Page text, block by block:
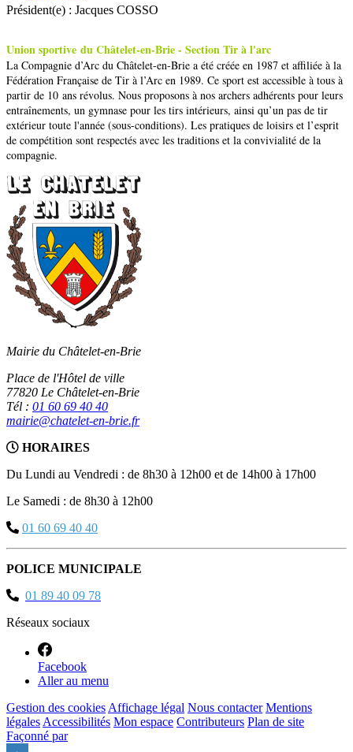
Président(e) : Jacques COSSO
Union sportive du Châtelet-en-Brie - Section Tir à l'arc
La Compagnie d’Arc du Châtelet-en-Brie a été créée en 1987 et affiliée à la
Fédération Française de Tir à l’Arc en 1989. Ce sport est accessible à tous à
partir de 10 ans révolus. Nous proposons à nos archers adhérents pour leurs
entraînements, un gymnase pour les tirs intérieurs, ainsi qu’un pas de tir
extérieur toute l'année (sous-conditions). Les pratiques de loisirs et l’esprit
de compétition sont respectés avec les traditions et la convivialité de la
compagnie.
Mairie du Châtelet-en-Brie
Place de l'Hôtel de ville
77820 Le Châtelet-en-Brie
Tél : 01 60 69 40 40
mairie@chatelet-en-brie.fr
HORAIRES
Du Lundi au Vendredi : de 8h30 à 12h00 et de 14h00 à 17h00
Le Samedi : de 8h30 à 12h00
01 60 69 40 40
POLICE MUNICIPALE
01 89 40 09 78
Réseaux sociaux
Facebook
Aller au menu
Gestion des cookies Affichage légal Nous contacter Mentions
légales Accessibilités Mon espace Contributeurs Plan de site
Façonné par